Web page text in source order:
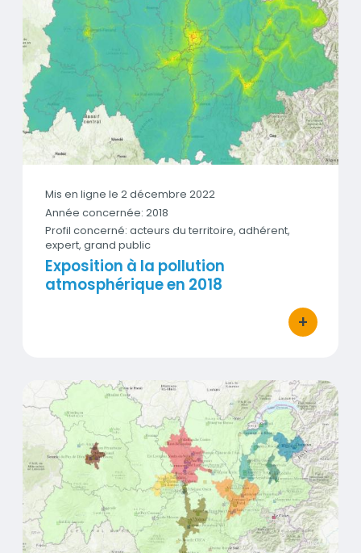
Vignette
Mis en ligne le 2 décembre 2022
Année concernée: 2018
Profil concerné: acteurs du territoire, adhérent,
expert, grand public
Exposition à la pollution
atmosphérique en 2018
+
bouton
Stations et points de mesure par polluant, en service
Vignette